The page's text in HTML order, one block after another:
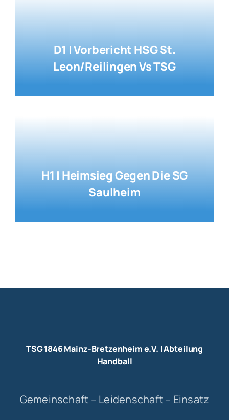
D1 | Vorbericht HSG St.
Leon/Reilingen Vs TSG
H1 | Heimsieg Gegen Die SG
Saulheim
TSG 1846 Mainz-Bretzenheim e.V. | Abteilung
Handball
Gemeinschaft – Leidenschaft – Einsatz